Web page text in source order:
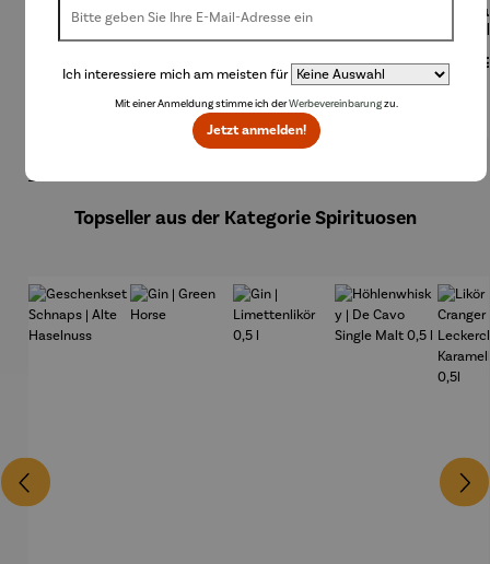
Bierzapfa
Champag
aus
Edelstahl
Champag
MONACO
Regulärer Preis:
249,00 €
NIZZA
Regulärer Preis:
199,00 €
Topseller aus der Kategorie Spirituosen
Ich interessiere mich am meisten für
Mit einer Anmeldung stimme ich derWerbevereinbarungzu.
Jetzt anmelden!